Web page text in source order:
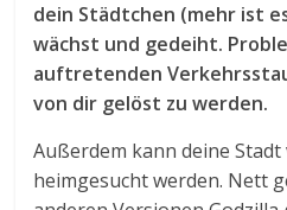
dein Städtchen (mehr ist
wächst und gedeiht.
auftretenden
von dir gelöst zu werden.
Außerdem kann deine
heimgesucht werden. Nett